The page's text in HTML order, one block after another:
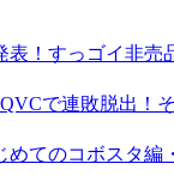
！すっゴイ非売
で連敗脱出！
めてのコボスタ編